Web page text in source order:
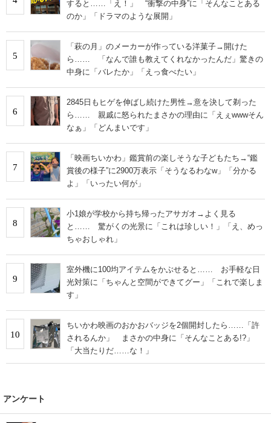
すると……「え！」 “衝撃の中身”に「そんなことある
のか」「ドラマのような展開」
5
「萩の月」のメーカーが作っている洋菓子→開けた
ら…… 「なんで誰も教えてくれなかったんだ」驚きの
中身に「バレたか」「えっ食べたい」
6
2845日もヒゲを伸ばし続けた男性→意を決して剃った
ら…… 親戚に怒られたまさかの理由に「えぇwwwそん
なぁ」「どんまいです」
7
「映画ちいかわ」鑑賞前の楽しそうな子どもたち→“鑑
賞後の様子”に2900万表示「そうなるわなw」「分かる
よ」「いったい何が」
8
小1娘が学校から持ち帰ったアサガオ→よく見る
と…… 驚がくの光景に「これは珍しい！」「え、めっ
ちゃおしゃれ」
9
室外機に100均アイテムをかぶせると…… お手軽な日
光対策に「ちゃんと空間ができてグー」「これで楽しま
す」
10
ちいかわ映画のおかおバッジを2個開封したら……「許
されるんか」 まさかの中身に「そんなことある!?」
「大当たりだ……な！」
アンケート